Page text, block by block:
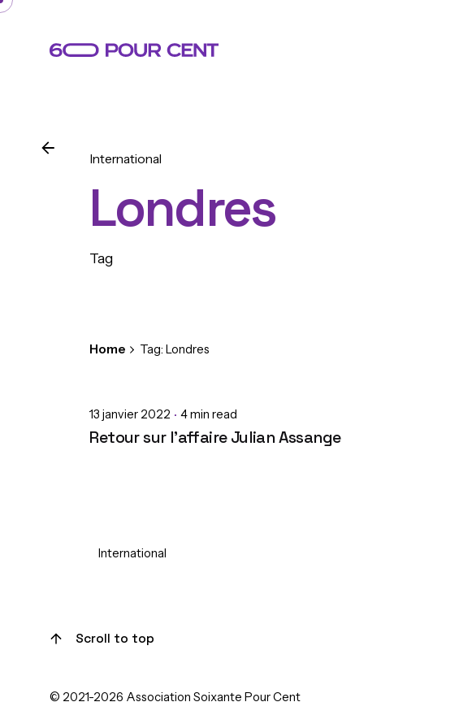
Skip
International
Londres
Tag
Home Tag: Londres
13 janvier 2022 4 min read
Retour sur l’affaire Julian Assange
International
Scroll to top
© 2021-2026 Association Soixante Pour Cent